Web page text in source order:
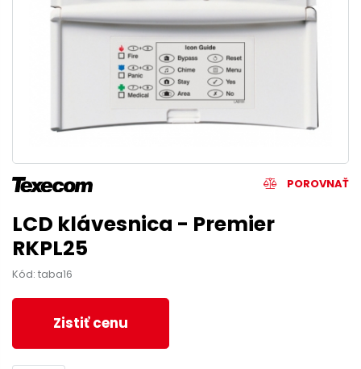
POROVNAŤ
LCD klávesnica - Premier
RKPL25
Kód: taba16
Zistiť cenu